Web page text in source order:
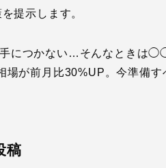
提示します。
につかない…そんなときは
が前月比30%UP。今準備
稿